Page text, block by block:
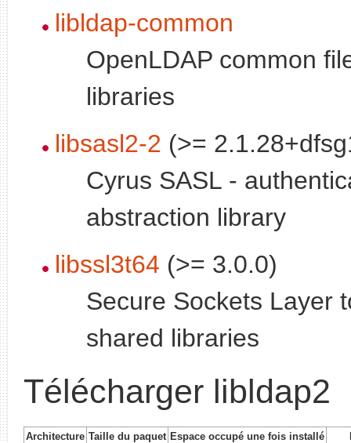
libldap-common
OpenLDAP common
libraries
libsasl2-2 (>=
Cyrus SASL -
abstraction library
libssl3t64 (>= 3.0.0)
Secure Sockets Layer
shared libraries
Télécharger libldap2
Architecture Taille du paquet Espace occupé une fois installé